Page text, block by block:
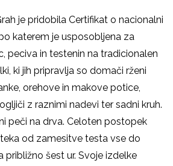
je pridobila Certifikat o nacionalni
katerem je usposobljena za
peciva in testenin na tradicionalen
ki jih pripravlja so domači rženi
orehove in makove potice,
z raznimi nadevi ter sadni kruh.
peči na drva. Celoten postopek
od zamesitve testa vse do
približno šest ur. Svoje izdelke